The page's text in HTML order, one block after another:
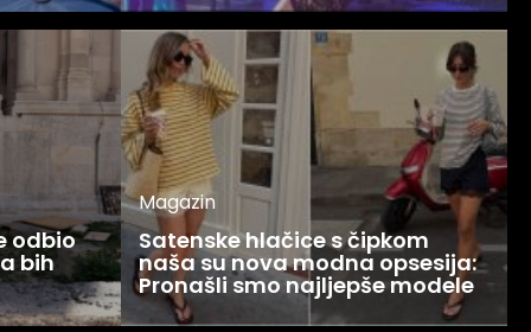
odbio
bih
Magazin
Satenske hlačice s čipkom
naša su nova modna opsesija:
Pronašli smo najljepše modele